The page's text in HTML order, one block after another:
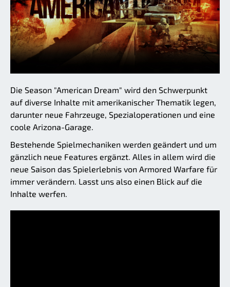
Die Season "American Dream" wird den Schwerpunkt
auf diverse Inhalte mit amerikanischer Thematik legen,
darunter neue Fahrzeuge, Spezialoperationen und eine
coole Arizona-Garage.
Bestehende Spielmechaniken werden geändert und um
gänzlich neue Features ergänzt. Alles in allem wird die
neue Saison das Spielerlebnis von Armored Warfare für
immer verändern. Lasst uns also einen Blick auf die
Inhalte werfen.